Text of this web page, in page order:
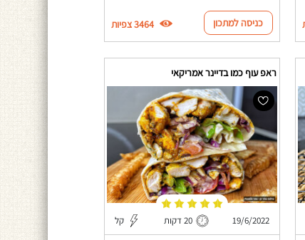
כניסה למתכון 3464 צפיות
ראפ עוף כמו בדיינר אמריקאי
19/6/2022 20 דקות קל